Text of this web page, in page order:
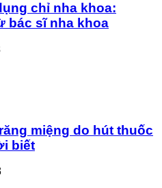
chỉ nha khoa:
bác sĩ nha khoa
miệng do hút thuốc
biết